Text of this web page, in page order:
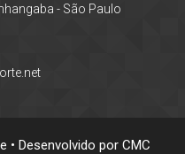
- São Paulo
• Desenvolvido por CMC